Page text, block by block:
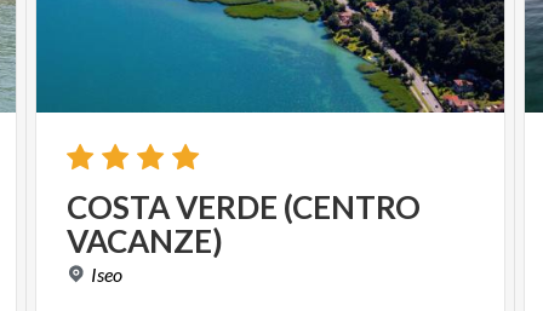
COSTAVERDE (CENTRO
VACANZE)
Iseo